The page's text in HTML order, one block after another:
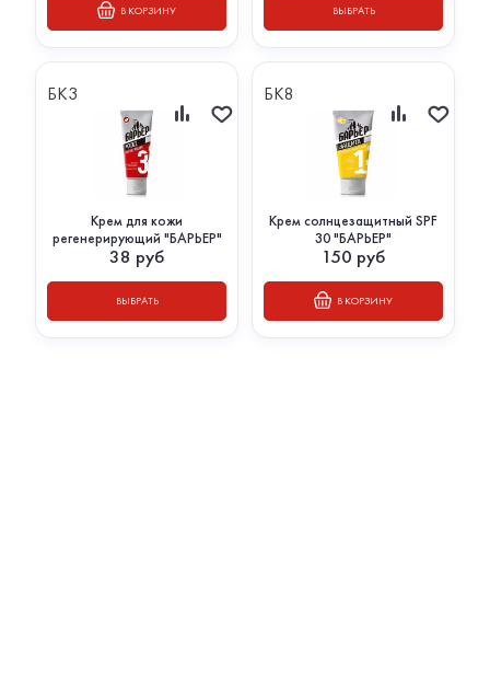
В КОРЗИНУ ВЫБРАТЬ
БК3
Крем для кожи
регенерирующий "БАРЬЕР"
38 руб
ВЫБРАТЬ
БК8
Крем солнцезащитный SPF
30 "БАРЬЕР"
150 руб
В КОРЗИНУ